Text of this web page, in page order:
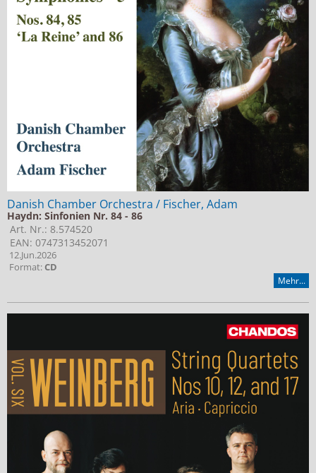
Jobs bei Naxos
Danish Chamber Orchestra / Fischer, Adam
Haydn: Sinfonien Nr. 84 - 86
Art. Nr.: 8.574520
EAN: 0747313452071
12.Jun.2026
Format:CD
Mehr...